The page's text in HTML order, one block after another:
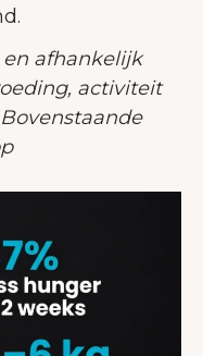
afhankelijk
activiteit